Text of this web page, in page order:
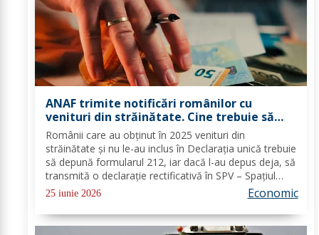
ANAF trimite notificări românilor cu
venituri din străinătate. Cine trebuie să
depună urgent Declarația Unică 212
Românii care au obţinut în 2025 venituri din
străinătate şi nu le-au inclus în Declaraţia unică trebuie
să depună formularul 212, iar dacă l-au depus deja, să
transmită o declaraţie rectificativă în SPV – Spaţiul
Privat Virtual. Persoanele aflate în această situaţie vor
25 iunie 2026 Economic